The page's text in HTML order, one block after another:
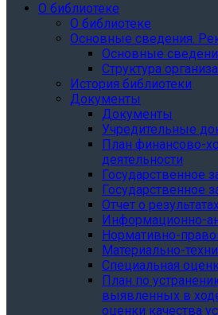
О библиотеке
О библиотеке
Основные сведения.
Основные
Структура
История библиотеки
Документы
Документы
Учредительные
План финансово-
деятельности
Государственное
Государственное
Отчет о
Информационно-
Нормативно-
Материально-
Специальная
План по
выявленных в
оценки качества